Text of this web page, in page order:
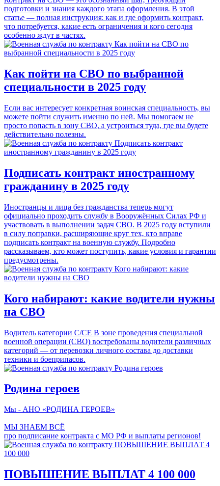
подготовки и знания каждого этапа оформления. В этой
статье — полная инструкция: как и где оформить контракт,
что потребуется, какие есть ограничения и кого сегодня
особенно ждут в частях.
Как пойти на СВО по выбранной
специальности в 2025 году
Если вас интересует конкретная воинская специальность, вы
можете пойти служить именно по ней. Мы помогаем не
просто попасть в зону СВО, а устроиться туда, где вы будете
действительно полезны.
Подписать контракт иностранному
гражданину в 2025 году
Иностранцы и лица без гражданства теперь могут
официально проходить службу в Вооружённых Силах РФ и
участвовать в выполнении задач СВО. В 2025 году вступили
в силу поправки, расширяющие круг тех, кто вправе
подписать контракт на военную службу. Подробно
рассказываем, кто может поступить, какие условия и гарантии
предусмотрены.
Кого набирают: какие водители нужны
на СВО
Водитель категории С/СЕ В зоне проведения специальной
военной операции (СВО) востребованы водители различных
категорий — от перевозки личного состава до доставки
техники и боеприпасов.
Родина героев
Мы - АНО «РОДИНА ГЕРОЕВ»
МЫ ЗНАЕМ ВСЁ
про подписание контракта с МО РФ и выплаты регионов!
ПОВЫШЕНИЕ ВЫПЛАТ 4 100 000